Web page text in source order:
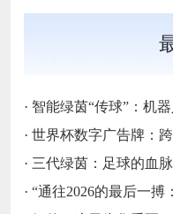
· 智能绿茵“传球”：机
· 世界杯数字广告牌：
· 三代绿茵：足球的血
· “通往2026的最后一搏：